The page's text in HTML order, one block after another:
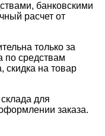
банковскими
расчет от
только за
по средствам
скидка на товар
для
заказа.